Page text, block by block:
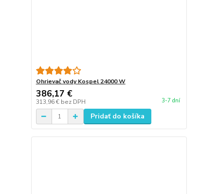
Ohrievač vody Kospel 24000 W
386,17 €
313,96 € bez DPH 3-7 dní
Pridať do košíka